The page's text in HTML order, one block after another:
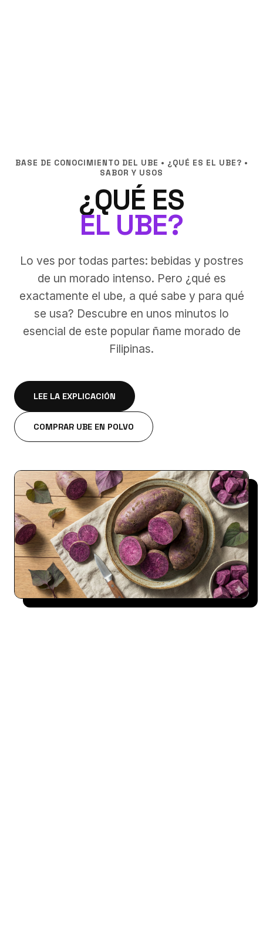
BASE DE CONOCIMIENTO DEL UBE • ¿QUÉ ES EL UBE? •
SABOR Y USOS
¿QUÉ ES
EL UBE?
Lo ves por todas partes: bebidas y postres
de un morado intenso. Pero ¿qué es
exactamente el ube, a qué sabe y para qué
se usa? Descubre en unos minutos lo
esencial de este popular ñame morado de
Filipinas.
LEE LA EXPLICACIÓN
COMPRAR UBE EN POLVO